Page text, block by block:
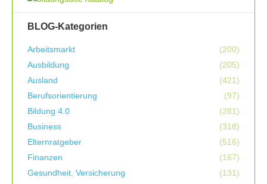
BLOG-Kategorien
Arbeitsmarkt
(200)
Ausbildung
(205)
Ausland
(421)
Berufsorientierung
(97)
Bildung 4.0
(281)
Business
(318)
Elternratgeber
(516)
Finanzen
(167)
Gesundheit, Versicherung
(131)